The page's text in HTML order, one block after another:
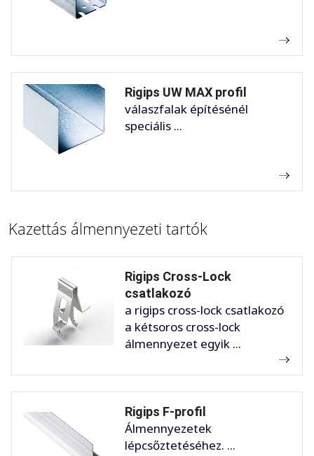
Rigips UW MAX profil
válaszfalak építésénél
speciális ...
Kazettás álmennyezeti tartók
Rigips Cross-Lock
csatlakozó
a rigips cross-lock csatlakozó
a kétsoros cross-lock
álmennyezet egyik ...
Rigips F-profil
Álmennyezetek
lépcsőztetéséhez. ...